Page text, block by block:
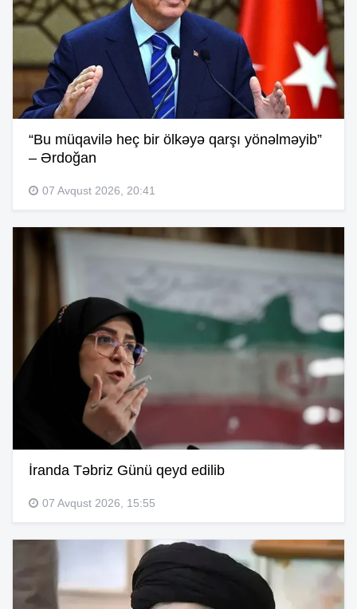
“Bu müqavilə heç bir ölkəyə qarşı yönəlməyib”
– Ərdoğan
07 Avqust 2026, 20:41
İranda Təbriz Günü qeyd edilib
07 Avqust 2026, 15:55